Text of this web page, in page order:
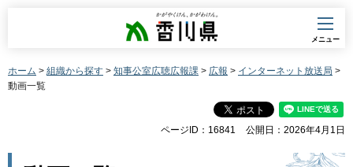
香川県
メニュー
ホーム > 組織から探す > 知事公室広聴広報課 > 広報 > インターネット放送局 >
動画一覧
ページID：16841 公開日：2026年4月1日